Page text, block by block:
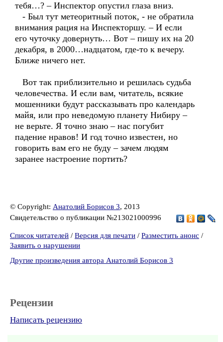
тебя…? – Инспектор опустил глаза вниз.
- Был тут метеоритный поток, - не обратила
внимания рация на Инспекторшу. – И если
его чуточку довернуть… Вот – пишу их на 20
декабря, в 2000…надцатом, где-то к вечеру.
Ближе ничего нет.
Вот так приблизительно и решилась судьба
человечества. И если вам, читатель, всякие
мошенники будут рассказывать про календарь
майя, или про неведомую планету Нибиру –
не верьте. Я точно знаю – нас погубит
падение нравов! И год точно известен, но
говорить вам его не буду – зачем людям
заранее настроение портить?
© Copyright: Анатолий Борисов 3, 2013
Свидетельство о публикации №213021000996
Список читателей / Версия для печати / Разместить анонс /
Заявить о нарушении
Другие произведения автора Анатолий Борисов 3
Рецензии
Написать рецензию